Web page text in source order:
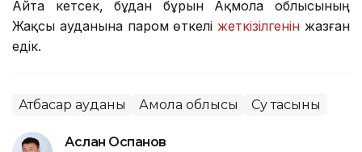
Айта кетсек, бұдан бұрын Ақмола облысының
Жақсы ауданына паром өткеліжеткізілгенінжазған
едік.
Атбасар ауданы Ақмола облысы Су тасқыны
Аслан Оспанов